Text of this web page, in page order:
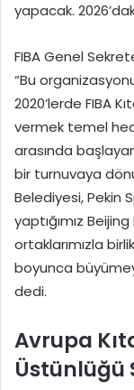
yapacak.
FIBA Genel
“Bu
2020’lerde FIBA
vermek temel
arasında
bir turnuvaya
Belediyesi, Pekin
yaptığımız
ortaklarımızla
boyunca
dedi.
Avrupa
Üstünlüğü